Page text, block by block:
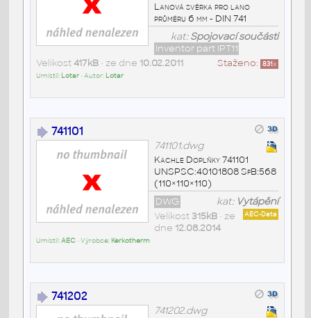
Lanová svěrka pro lano
průměru 6 mm - DIN 741
kat:Spojovací součásti
Inventor part IPT11
Staženo: 831x
Velikost 417kB• ze dne 10.02.2011
Umístil: Lotar• Autor: Lotar
741101
741101.dwg
Kachle Doplňky 741101
UNSPSC:40101808 SfB:568
(110×110×110)
kat: Vytápění
DWG
AEC-Data
Velikost315kB• ze
dne 12.08.2014
Umístil:AEC• Výrobce: Kerkotherm
741202
741202.dwg